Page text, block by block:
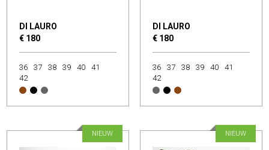
DI LAURO
€ 180
36 37 38 39 40
41
42
DI LAURO
€ 180
36 37 38 39 40
41
42
NIEUW NIEUW